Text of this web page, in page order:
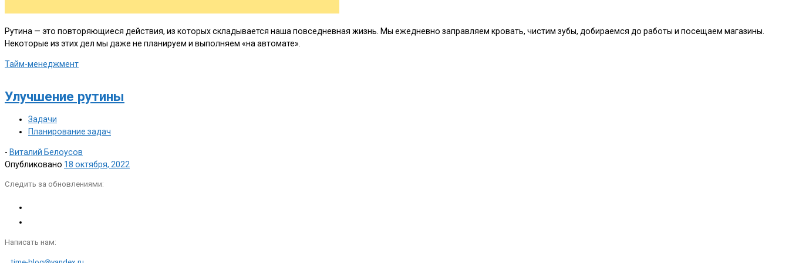
Рутина — это повторяющиеся действия, из которых складывается наша повседневная жизнь. Мы ежедневно заправляем кровать, чистим зубы, добираемся до работы и посещаем магазины.
Некоторые из этих дел мы даже не планируем и выполняем «на автомате».
Тайм-менеджмент
Улучшение рутины
Задачи
Планирование задач
- Виталий Белоусов
Опубликовано 18 октября, 2022
Следить за обновлениями:
Написать нам: